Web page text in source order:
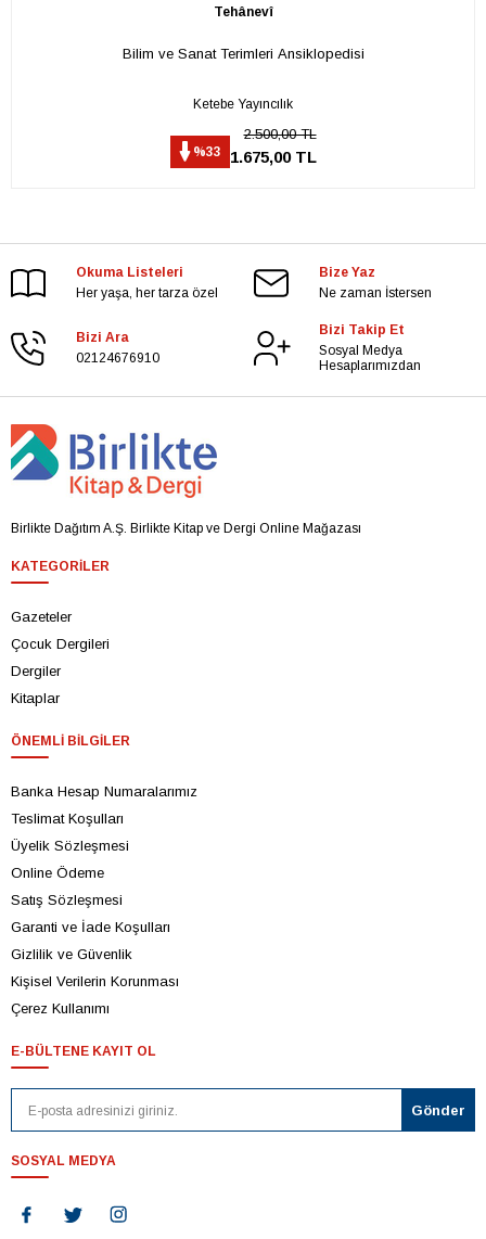
Tehânevî
Bilim ve Sanat Terimleri Ansiklopedisi
Ketebe Yayıncılık
%33
2.500,00 TL
1.675,00 TL
Okuma Listeleri
Her yaşa, her tarza özel
Bize Yaz
Ne zaman İstersen
Bizi Ara
02124676910
Bizi Takip Et
Sosyal Medya
Hesaplarımızdan
Birlikte Dağıtım A.Ş. Birlikte Kitap ve Dergi Online Mağazası
KATEGORILER
Gazeteler
Çocuk Dergileri
Dergiler
Kitaplar
ÖNEMLI BILGILER
Banka Hesap Numaralarımız
Teslimat Koşulları
Üyelik Sözleşmesi
Online Ödeme
Satış Sözleşmesi
Garanti ve İade Koşulları
Gizlilik ve Güvenlik
Kişisel Verilerin Korunması
Çerez Kullanımı
E-BÜLTENE KAYIT OL
SOSYAL MEDYA